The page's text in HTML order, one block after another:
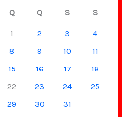
Q Q S S
1 2 3
4
8 9 10
11
15 16 17
18
22 23 24
25
29 30 31